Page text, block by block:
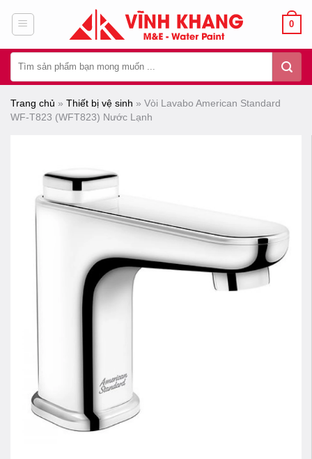
dung
0
kiếm:
Trang chủ » Thiết bị vệ sinh » Vòi Lavabo American Standard
WF-T823 (WFT823) Nước Lạnh